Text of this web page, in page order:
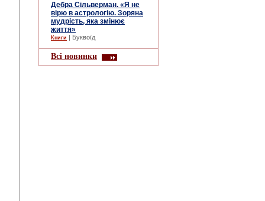
Дебра Сільверман. «Я не
вірю в астрологію. Зоряна
мудрість, яка змінює
життя»
Книги | Буквоїд
Всі новинки